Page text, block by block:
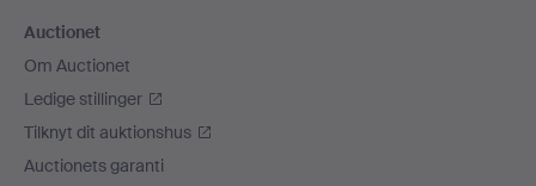
Auctionet
Om Auctionet
Ledige stillinger
Tilknyt dit auktionshus
Auctionets garanti